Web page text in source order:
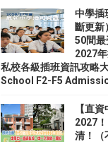
中學插
斷更新
50間
2027
私校各級插班資訊攻略
School F2-F5
【直
2027
清！（